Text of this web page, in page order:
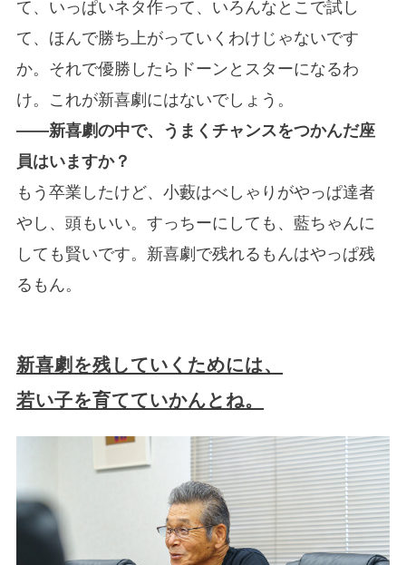
て、いっぱいネタ作って、いろんなとこで試し
て、ほんで勝ち上がっていくわけじゃないです
か。それで優勝したらドーンとスターになるわ
け。これが新喜劇にはないでしょう。
――新喜劇の中で、うまくチャンスをつかんだ座
員はいますか？
もう卒業したけど、小藪はべしゃりがやっぱ達者
やし、頭もいい。すっちーにしても、藍ちゃんに
しても賢いです。新喜劇で残れるもんはやっぱ残
るもん。
新喜劇を残していくためには、
若い子を育てていかんとね。